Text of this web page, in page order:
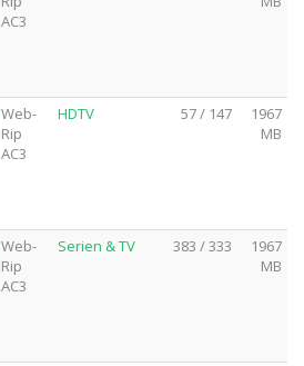
AC3
Web-
Rip
AC3
HDTV 57 / 147
1967
MB
Web-
Rip
AC3
Serien & TV 383 / 333
1967
MB